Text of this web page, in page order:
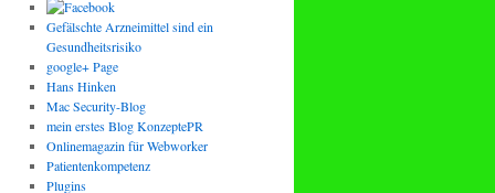
Gefälschte Arzneimittel sind ein
Gesundheitsrisiko
google+ Page
Hans Hinken
Mac Security-Blog
mein erstes Blog KonzeptePR
Onlinemagazin für Webworker
Patientenkompetenz
Plugins